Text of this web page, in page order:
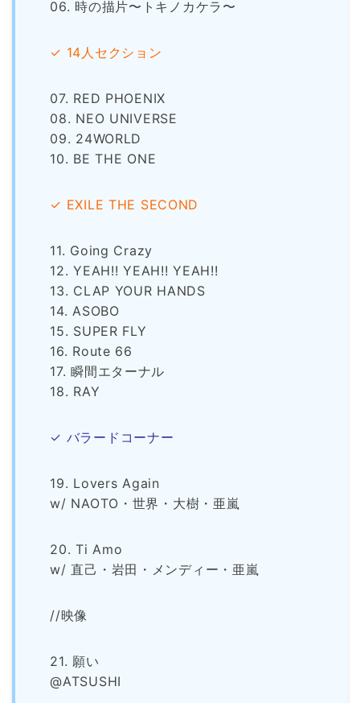
06. 時の描片〜トキノカケラ〜
✓ 14人セクション
07. RED PHOENIX
08. NEO UNIVERSE
09. 24WORLD
10. BE THE ONE
✓ EXILE THE SECOND
11. Going Crazy
12. YEAH!! YEAH!! YEAH!!
13. CLAP YOUR HANDS
14. ASOBO
15. SUPER FLY
16. Route 66
17. 瞬間エターナル
18. RAY
✓ バラードコーナー
19. Lovers Again
w/ NAOTO・世界・大樹・亜嵐
20. Ti Amo
w/ 直己・岩田・メンディー・亜嵐
//映像
21. 願い
@ATSUSHI